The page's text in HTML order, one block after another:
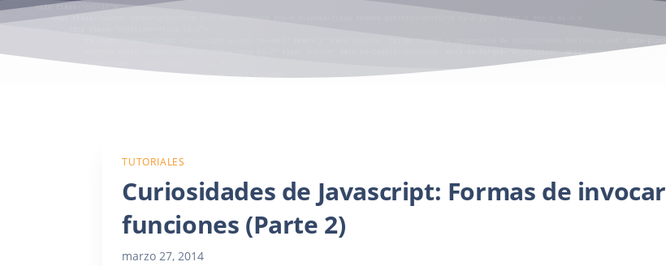
TUTORIALES
Curiosidades de Javascript: Formas de invocar
funciones (Parte 2)
marzo 27, 2014